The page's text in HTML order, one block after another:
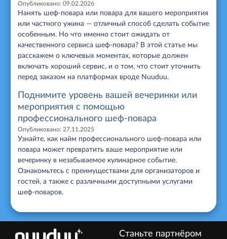
Опубликовано: 09.02.2026
Нанять шеф-повара или повара для вашего мероприятия
или частного ужина — отличный способ сделать событие
особенным. Но что именно стоит ожидать от
качественного сервиса шеф-повара? В этой статье мы
расскажем о ключевых моментах, которые должен
включать хороший сервис, и о том, что стоит уточнить
перед заказом на платформах вроде Nuuduu.
Поднимите уровень вашей вечеринки или
мероприятия с помощью
профессионального шеф-повара
Опубликовано: 27.11.2025
Узнайте, как найм профессионального шеф-повара или
повара может превратить ваше мероприятие или
вечеринку в незабываемое кулинарное событие.
Ознакомьтесь с преимуществами для организаторов и
гостей, а также с различными доступными услугами
шеф-поваров.
Станьте партнёром